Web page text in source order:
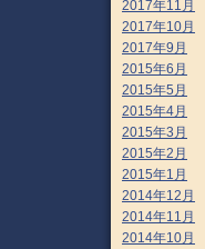
2017年11月
2017年10月
2017年9月
2015年6月
2015年5月
2015年4月
2015年3月
2015年2月
2015年1月
2014年12月
2014年11月
2014年10月